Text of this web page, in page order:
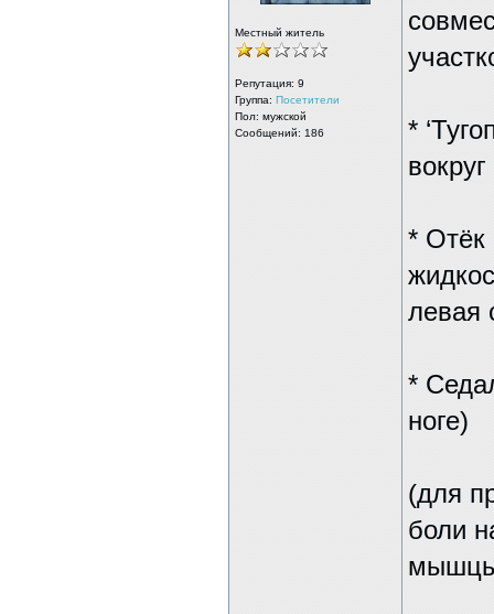
Местный житель
Репутация: 9
Группа: Посетители
Пол: мужской
Сообщений: 186
*
* Отёк
левая
*
ноге)
(для
боли